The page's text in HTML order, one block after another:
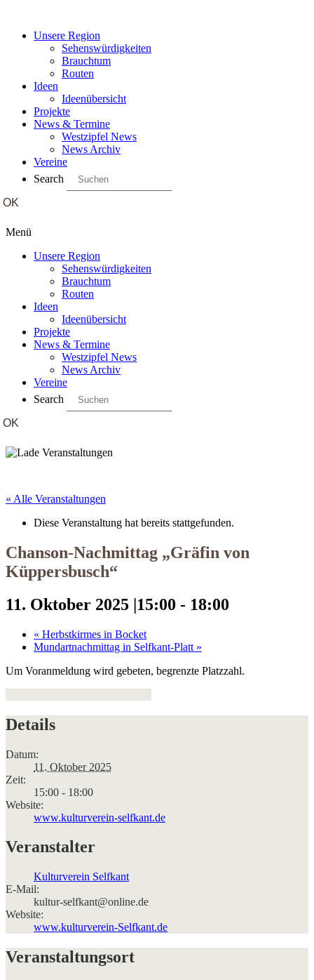
Unsere Region
Sehenswürdigkeiten
Brauchtum
Routen
Ideen
Ideenübersicht
Projekte
News & Termine
Westzipfel News
News Archiv
Vereine
Search
Menü
Unsere Region
Sehenswürdigkeiten
Brauchtum
Routen
Ideen
Ideenübersicht
Projekte
News & Termine
Westzipfel News
News Archiv
Vereine
Search
« Alle Veranstaltungen
Diese Veranstaltung hat bereits stattgefunden.
Chanson-Nachmittag „Gräfin von
Küppersbusch“
11. Oktober 2025 |15:00 - 18:00
« Herbstkirmes in Bocket
Mundartnachmittag in Selfkant-Platt »
Um Voranmeldung wird gebeten, begrenzte Platzzahl.
Details
Datum:
11. Oktober 2025
Zeit:
15:00 - 18:00
Website:
www.kulturverein-selfkant.de
Veranstalter
Kulturverein Selfkant
E-Mail:
kultur-selfkant@online.de
Website:
www.kulturverein-Selfkant.de
Veranstaltungsort